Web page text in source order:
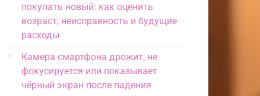
покупать новый: как оценить
возраст, неисправность и будущие
расходы
Камера смартфона дрожит, не
фокусируется или показывает
чёрный экран после падения